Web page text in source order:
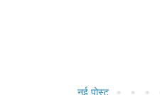
नई पोस्ट